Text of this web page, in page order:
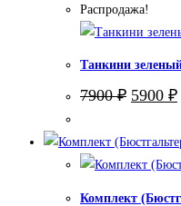
Распродажа!
Танкини
7900₽
7900 ₽.
5900 ₽
Комплект